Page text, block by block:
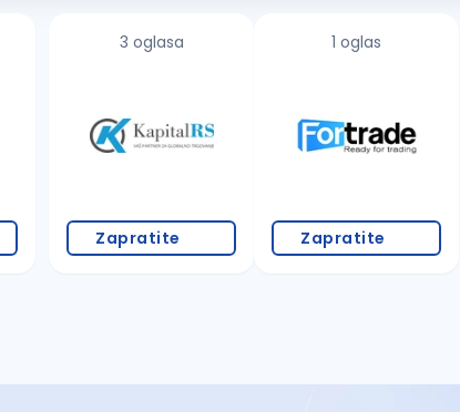
3 oglasa
Zapratite
1 oglas
Zapratite